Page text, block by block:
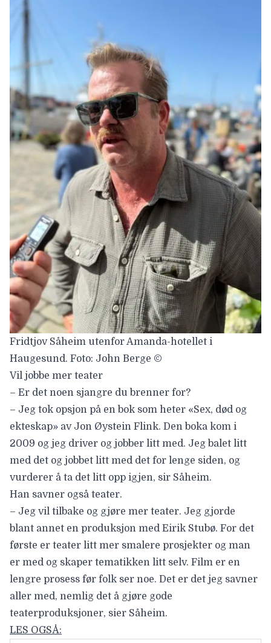
Fridtjov Såheim utenfor Amanda-hotellet i
Haugesund. Foto: John Berge ©
Vil jobbe mer teater
– Er det noen sjangre du brenner for?
– Jeg tok opsjon på en bok som heter «Sex, død og
ekteskap» av Jon Øystein Flink. Den boka kom i
2009 og jeg driver og jobber litt med. Jeg balet litt
med det og jobbet litt med det for lenge siden, og
vurderer å ta det litt opp igjen, sir Såheim.
Han savner også teater.
– Jeg vil tilbake og gjøre mer teater. Jeg gjorde
blant annet en produksjon med Eirik Stubø. For det
første er teater litt mer smalere prosjekter og man
er med og skaper tematikken litt selv. Film er en
lengre prosess før folk ser noe. Det er det jeg savner
aller med, nemlig det å gjøre gode
teaterproduksjoner, sier Såheim.
LES OGSÅ: